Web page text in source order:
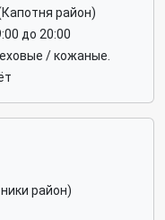
район)
до 20:00
/ кожаные.
район)